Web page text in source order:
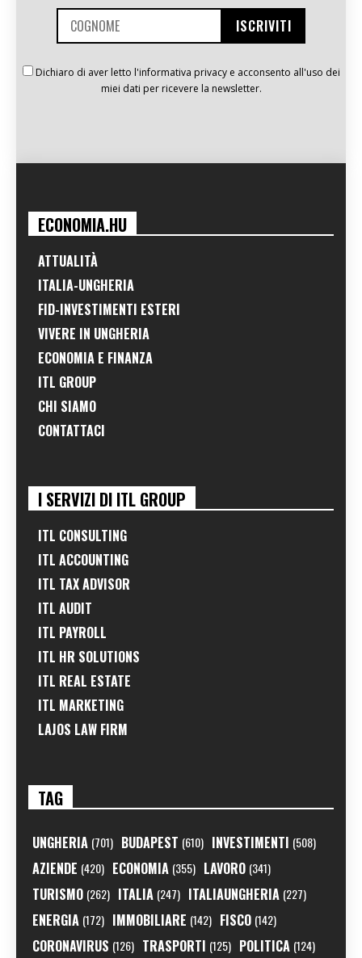
Dichiaro di aver letto l'informativa privacy e acconsento all'uso dei
miei dati per ricevere la newsletter.
ECONOMIA.HU
ATTUALITÀ
ITALIA-UNGHERIA
FID-INVESTIMENTI ESTERI
VIVERE IN UNGHERIA
ECONOMIA E FINANZA
ITL GROUP
CHI SIAMO
CONTATTACI
I SERVIZI DI ITL GROUP
ITL CONSULTING
ITL ACCOUNTING
ITL TAX ADVISOR
ITL AUDIT
ITL PAYROLL
ITL HR SOLUTIONS
ITL REAL ESTATE
ITL MARKETING
LAJOS LAW FIRM
TAG
UNGHERIA (701) BUDAPEST (610) INVESTIMENTI (508)
AZIENDE (420) ECONOMIA (355) LAVORO (341)
TURISMO (262) ITALIA (247) ITALIAUNGHERIA (227)
ENERGIA (172) IMMOBILIARE (142) FISCO (142)
CORONAVIRUS (126) TRASPORTI (125) POLITICA (124)